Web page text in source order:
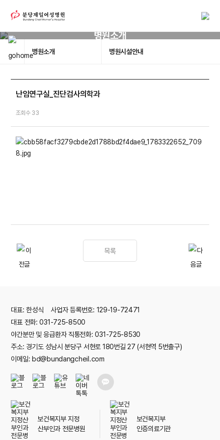
병원소개
병원소개 병원시설안내
난임연구실_진단검사의학과
조회수 33
목록
대표: 한성식 사업자 등록번호: 129-19-72471
대표 전화: 031-725-8500
야간분만 및 응급환자 직통전화: 031-725-8530
주소: 경기도 성남시 분당구 서현로 180번길 27 (서현역 5번출구)
이메일: bd@bundangcheil.com
보건복지부 지정
산부인과 전문병원
보건복지부
인증의료기관